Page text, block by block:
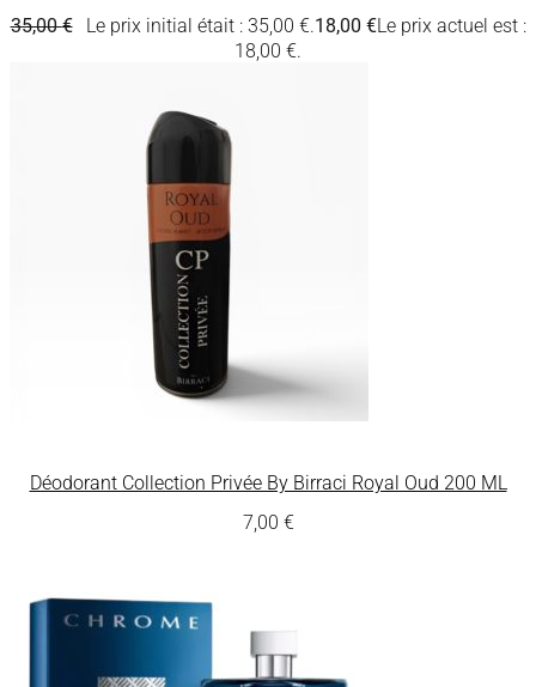
35,00€ Le prix initial était : 35,00 €.18,00 €Le prix actuel est :
18,00 €.
Déodorant Collection Privée By Birraci Royal Oud 200 ML
7,00 €